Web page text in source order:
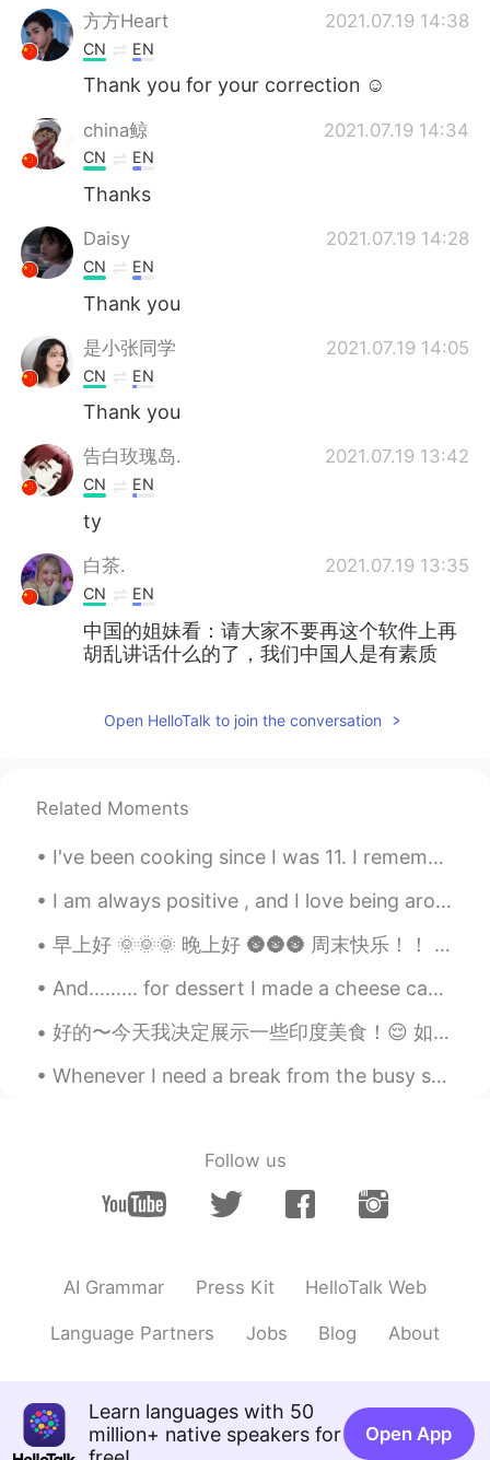
方方Heart 2021.07.19 14:38
CN EN
Thank you for your correction ☺
china鲸 2021.07.19 14:34
CN EN
Thanks
Daisy 2021.07.19 14:28
CN EN
Thank you
是小张同学 2021.07.19 14:05
CN EN
Thank you
告白玫瑰岛. 2021.07.19 13:42
CN EN
ty
白茶. 2021.07.19 13:35
CN EN
中国的姐妹看：请大家不要再这个软件上再
胡乱讲话什么的了，我们中国人是有素质
知识，不是用来做一些无用的东西的，你可
这种形象呈现给外国人吧，他们又会怎么看
CN EN
Thank you
WSX 2021.07.19 13:26
Michi. 2021.07.19 13:13
CN EN
追杀持刀舞女 2021.07.19 12:41
CN
Open HelloTalk to join the conversation
Related Moments
I've been cooking since I was 11. I remember almost dropping the knife on my foot because I wasn...
I am always positive , and I love being around positive people , you are not judged , there is no...
早上好 🌞🌞🌞 晚上好 🌚🌚🌚 周末快乐！！ 昨天我去了颐和园见家人 我先去了商店找了最酷的啤酒！！！ 超级惊喜了！！ “微笑啤酒” awesome !!!! 我很少喝啤酒但是味道不错 ...
And......... for dessert I made a cheese cake with cherries 🍒 viola recipe is 2 x cream cheese 2 ...
好的〜今天我决定展示一些印度美食！😌 如此多的人问我有关印度美食的问题-这里有一些菜！😋 Enjoy through screen!😂😂🤭...& trust me it's delicious 😋😂
Whenever I need a break from the busy streets of @Boston. This is one of my favorite places to go...
Follow us
AI Grammar Press Kit HelloTalk Web
Language Partners Jobs Blog About
Learn languages with 50
million+ native speakers for
Open App